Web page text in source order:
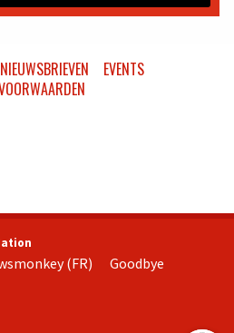
NIEUWSBRIEVEN
EVENTS
(FR) Goodbye